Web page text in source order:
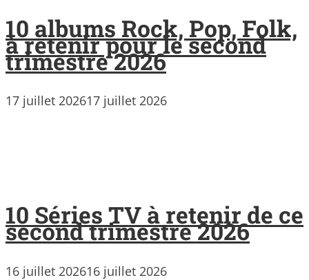
10 albums Rock, Pop, Folk,
à retenir pour le second
trimestre 2026
17 juillet 202617 juillet 2026
10 Séries TV à retenir de ce
second trimestre 2026
16 juillet 202616 juillet 2026